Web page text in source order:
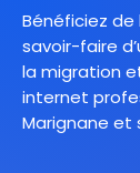
Bénéficiez de
savoir-faire
la migration
internet
Marignane et